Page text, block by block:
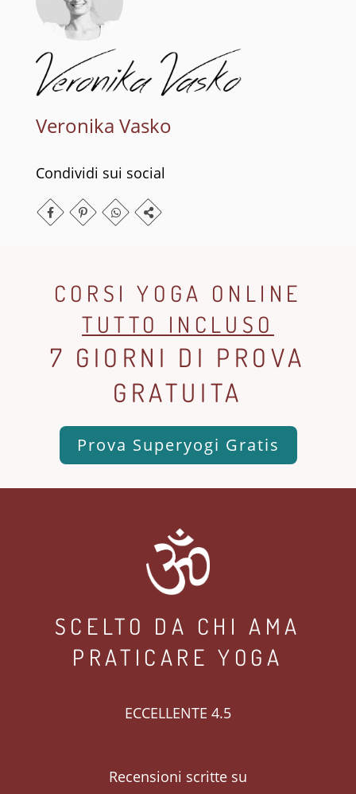
Veronika Vasko
Condividi sui social
CORSI YOGA ONLINE
TUTTO INCLUSO
7 GIORNI DI PROVA
GRATUITA
Prova Superyogi Gratis
SCELTO DA CHI AMA
PRATICARE YOGA
ECCELLENTE 4.5
Recensioni scritte su